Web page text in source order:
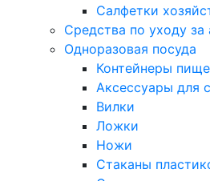
Салфетки
Средства по уходу
Одноразовая посуда
Контейнеры
Аксессуары для
Вилки
Ложки
Ножи
Стаканы